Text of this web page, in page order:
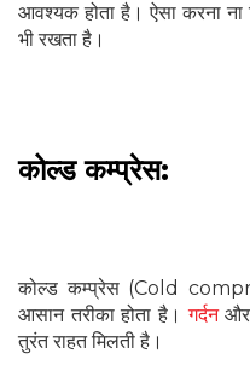
आवश्यक होता है। ऐसा करना ना
भी रखता है।
कोल्ड कम्प्रेस:
कोल्ड कम्प्रेस (Cold
आसान तरीका होता है।गर्दनऔर
तुरंत राहत मिलती है।